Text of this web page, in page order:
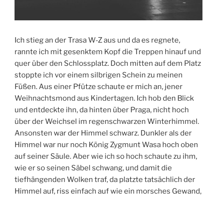
Ich stieg an der Trasa W-Z aus und da es regnete,
rannte ich mit gesenktem Kopf die Treppen hinauf und
quer über den Schlossplatz. Doch mitten auf dem Platz
stoppte ich vor einem silbrigen Schein zu meinen
Füßen. Aus einer Pfütze schaute er mich an, jener
Weihnachtsmond aus Kindertagen. Ich hob den Blick
und entdeckte ihn, da hinten über Praga, nicht hoch
über der Weichsel im regenschwarzen Winterhimmel.
Ansonsten war der Himmel schwarz. Dunkler als der
Himmel war nur noch König Zygmunt Wasa hoch oben
auf seiner Säule. Aber wie ich so hoch schaute zu ihm,
wie er so seinen Säbel schwang, und damit die
tiefhängenden Wolken traf, da platzte tatsächlich der
Himmel auf, riss einfach auf wie ein morsches Gewand,